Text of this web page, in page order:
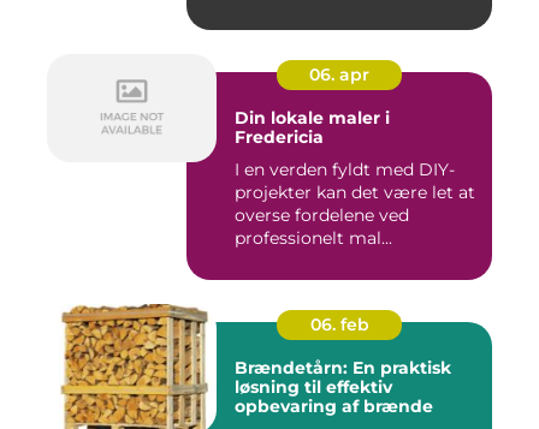
06. apr
Din lokale maler i
Fredericia
I en verden fyldt med DIY-
projekter kan det være let at
overse fordelene ved
professionelt mal...
06. feb
Brændetårn: En praktisk
løsning til effektiv
opbevaring af brænde